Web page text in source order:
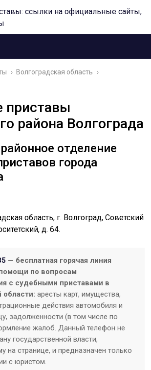
› Волгоградская область ›
приставы
района Волгограда
отделение
города
область, г. Волгоград, Советский
д. 64.
— бесплатная горячая линия
по вопросам
с судебными приставами в
области: аресты карт, имущества,
действия автомобиля и
задолженности (в том числе по
жалоб. Данный телефон не
государственной власти,
на странице, и предназначен только
с юристом.